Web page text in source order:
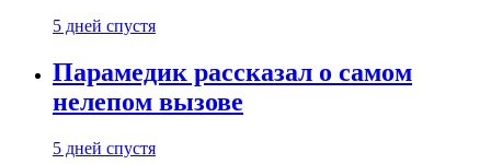
5 дней спустя
Парамедик рассказал о самом
нелепом вызове
5 дней спустя